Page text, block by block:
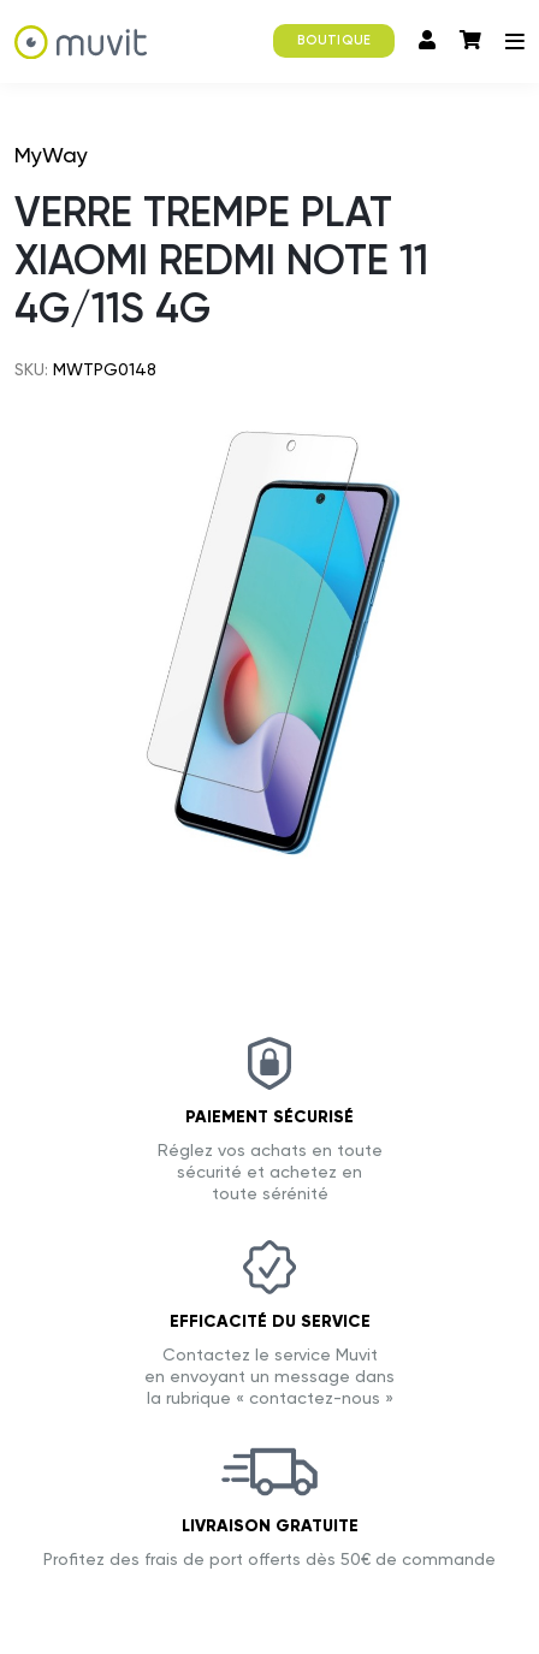
BOUTIQUE
MyWay
VERRE TREMPE PLAT
XIAOMI REDMI NOTE 11
4G/11S 4G
SKU: MWTPG0148
PAIEMENT SÉCURISÉ
Réglez vos achats en toute
sécurité et achetez en
toute sérénité
EFFICACITÉ DU SERVICE
Contactez le service Muvit
en envoyant un message dans
la rubrique « contactez-nous »
LIVRAISON GRATUITE
Profitez des frais de port offerts dès 50€ de commande